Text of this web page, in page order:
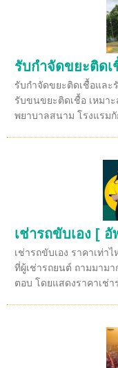
รับกำจัดขยะติดเ
รับกำจัดขยะติดเชื้อและ
รับขนขยะติดเชื้อ เหมา
พยาบาลสนาม โรงแรมกั
เช่ารถขับเอง [ อั
เช่ารถขับเอง ราคาเท่า
ที่ผู้เช่ารถยนต์ ถามมาม
ตอบ โดยแสดงราคาเช่า